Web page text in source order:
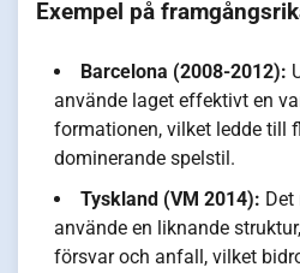
Exempel på
Barcelona (2008-2012):
använde laget effektivt en
formationen, vilket ledde till
dominerande spelstil.
Tyskland (VM 2014):
använde en liknande
försvar och anfall, vilket